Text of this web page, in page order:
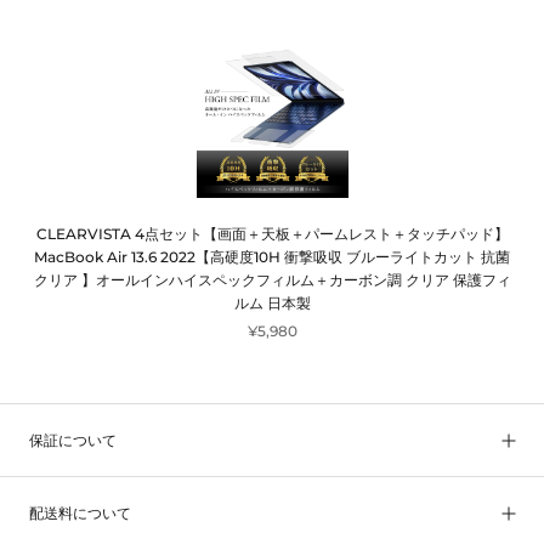
CLEARVISTA 4点セット【画面＋天板＋パームレスト＋タッチパッド】
MacBook Air 13.6 2022【高硬度10H 衝撃吸収 ブルーライトカット 抗菌
クリア 】オールインハイスペックフィルム＋カーボン調 クリア 保護フィ
ルム 日本製
¥5,980
保証について
配送料について